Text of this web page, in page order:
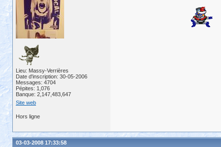
Lieu: Massy-Verrières
Date d'inscription: 30-05-2006
Messages: 4704
Pépites: 1,076
Banque: 2,147,483,647
Site web
Hors ligne
03-03-2008 17:33:58